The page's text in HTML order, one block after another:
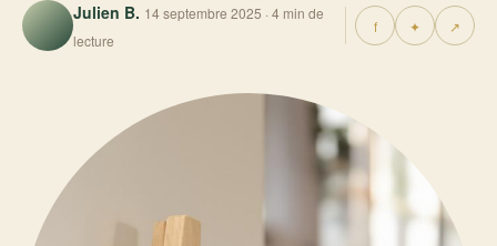
Julien B. 14 septembre 2025 · 4 min de
lecture
f ✦ ↗